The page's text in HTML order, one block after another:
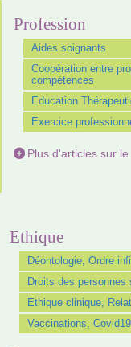
Profession
Aides soignants
Coopération entre
compétences
Education
Exercice
Plus d'articles sur
Ethique
Déontologie, Ordre
Droits des personnes
Ethique clinique,
Vaccinations,